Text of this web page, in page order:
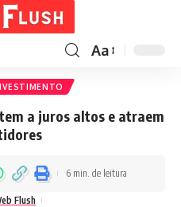
Aa
a juros altos e atraem
Flush
6 min. de leitura